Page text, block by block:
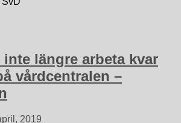
längre arbeta kvar
vårdcentralen –
2019